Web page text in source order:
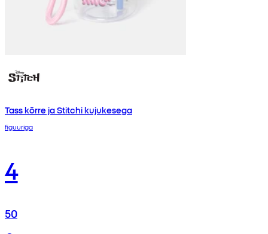
Tass kõrre ja Stitchi kujukesega
figuuriga
4
50